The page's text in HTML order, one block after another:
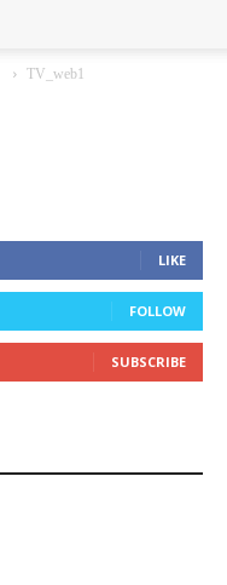
TV_web1
LIKE
FOLLOW
SUBSCRIBE